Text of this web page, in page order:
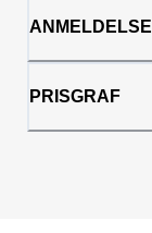
PRISGRAF